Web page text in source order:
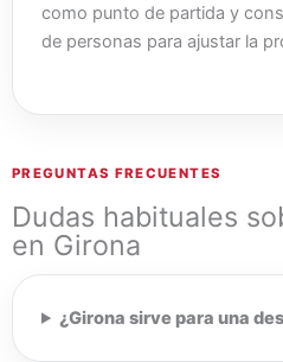
como punto de partida y
de personas para ajustar la
PREGUNTAS FRECUENTES
Dudas habituales
en Girona
¿Girona sirve para una